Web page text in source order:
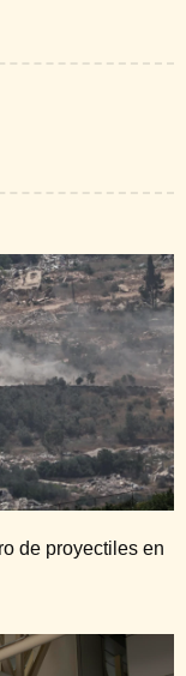
de proyectiles en